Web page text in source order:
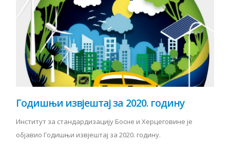
Годишњи извјештај за 2020. годину
Институт за стандардизацију Босне и Херцеговине је
објавио Годишњи извјештај за 2020. годину.